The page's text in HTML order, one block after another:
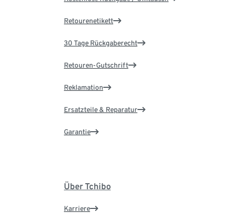
Retourenetikett
30 Tage Rückgaberecht
Retouren-Gutschrift
Reklamation
Ersatzteile & Reparatur
Garantie
Über Tchibo
Karriere